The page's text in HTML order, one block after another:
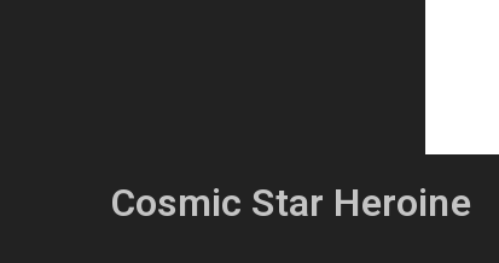
Cosmic Star Heroine